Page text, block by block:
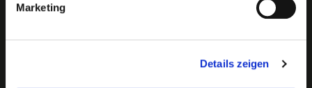
Marketing
Details zeigen
Newsletter abonnieren?